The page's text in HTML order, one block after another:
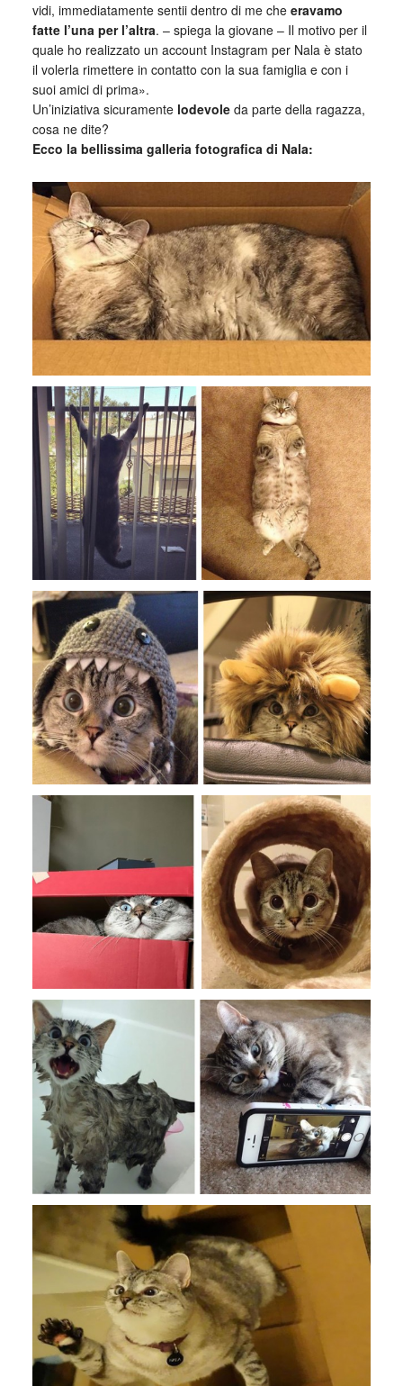
vidi, immediatamente sentii dentro di me cheeravamo
fatte l’una per l’altra. – spiega la giovane – Il motivo per il
quale ho realizzato un account Instagram per Nala è stato
il volerla rimettere in contatto con la sua famiglia e con i
suoi amici di prima».
Un’iniziativa sicuramentelodevoleda parte della ragazza,
cosa ne dite?
Ecco la bellissima galleria fotografica di Nala: